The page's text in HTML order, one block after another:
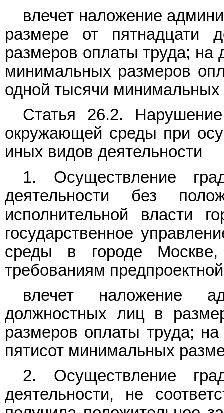
влечет наложение
размере от пятнадцати
размеров оплаты труда; на
минимальных размеров
одной тысячи
Статья 26.2.
окружающей среды при
иных видов деятельности
1. Осуществление
деятельности без
исполнительной власти
государственное
среды в городе Москве,
требованиям
влечет наложение
должностных лиц в
размеров оплаты труда;
пятисот минимальных
2. Осуществление
деятельности, не